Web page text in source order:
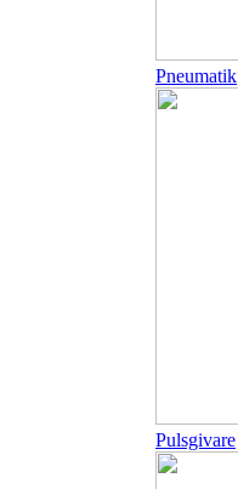
Pneumatik
Pulsgivare